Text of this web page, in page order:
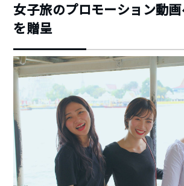
女子旅のプロモーション動
を贈呈